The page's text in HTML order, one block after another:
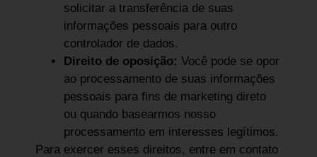
solicitar a transferência de suas
informações pessoais para outro
controlador de dados.
Direito de oposição: Você pode se opor
ao processamento de suas informações
pessoais para fins de marketing direto
ou quando basearmos nosso
processamento em interesses legítimos.
Para exercer esses direitos, entre em contato